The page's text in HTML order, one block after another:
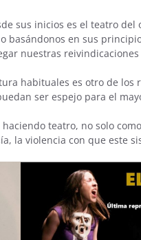
sus inicios es el teatro
basándonos en sus
nuestras
habituales es otro de los
ser espejo para el
haciendo teatro, no solo
la violencia con que este